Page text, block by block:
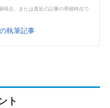
時点、または直近の記事の寄稿時点で
執筆記事
ト